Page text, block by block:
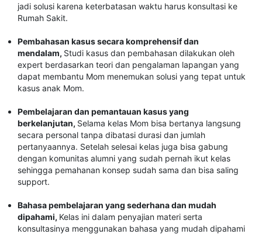
jadi solusi karena keterbatasan waktu harus konsultasi ke
Rumah Sakit.
Pembahasan kasus secara komprehensif dan
mendalam, Studi kasus dan pembahasan dilakukan oleh
expert berdasarkan teori dan pengalaman lapangan yang
dapat membantu Mom menemukan solusi yang tepat untuk
kasus anak Mom.
Pembelajaran dan pemantauan kasus yang
berkelanjutan, Selama kelas Mom bisa bertanya langsung
secara personal tanpa dibatasi durasi dan jumlah
pertanyaannya. Setelah selesai kelas juga bisa gabung
dengan komunitas alumni yang sudah pernah ikut kelas
sehingga pemahanan konsep sudah sama dan bisa saling
support.
Bahasa pembelajaran yang sederhana dan mudah
dipahami, Kelas ini dalam penyajian materi serta
konsultasinya menggunakan bahasa yang mudah dipahami